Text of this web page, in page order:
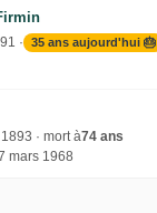
· 35 ans aujourd'hui 🎂
· mort à74 ans
mars 1968